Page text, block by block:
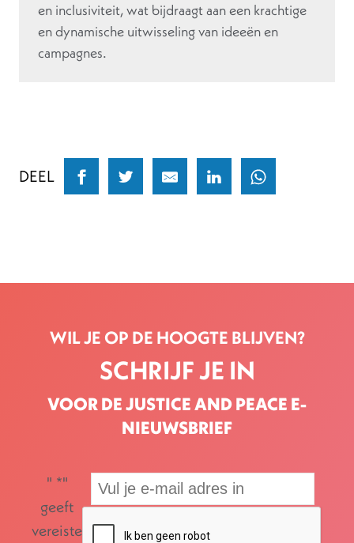
en inclusiviteit, wat bijdraagt aan een krachtige
en dynamische uitwisseling van ideeën en
campagnes.
DEEL
WIL JE OP DE HOOGTE BLIJVEN?
SCHRIJF JE IN
VOOR DE JUSTICE AND PEACE E-
NIEUWSBRIEF
" *"
geeft
vereiste